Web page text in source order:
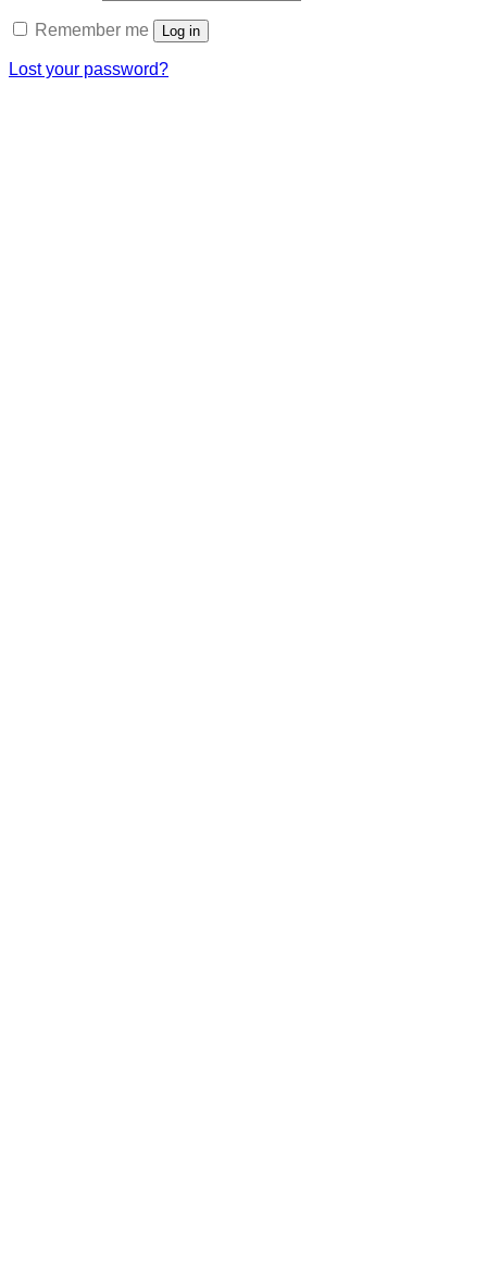
Remember me Log in
Lost your password?